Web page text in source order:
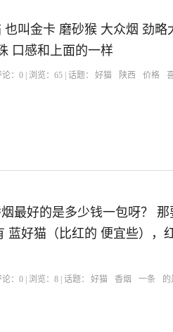
叫金卡 磨砂猴 大众烟 劲略
口感和上面的一样
论：0 | 浏览：65 | 话题： 好猫 陕西 价格
最好的是多少钱一包呀？
蓝好猫（比红的 便宜些），
论：0 | 浏览：8 | 话题： 好猫 香烟 一条